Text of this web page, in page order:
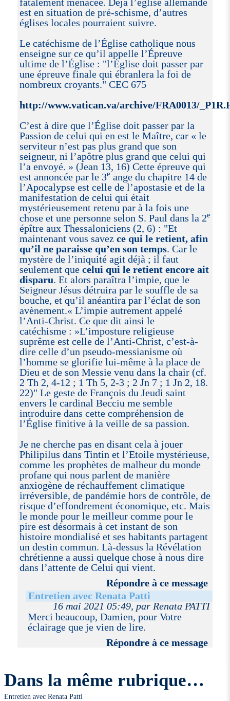
est en situation de pré-schisme, d’autres
églises locales pourraient suivre.
Le catéchisme de l’Église catholique nous
enseigne sur ce qu’il appelle l’Épreuve
ultime de l’Église : "l’Église doit passer par
une épreuve finale qui ébranlera la foi de
nombreux croyants." CEC 675
http://www.vatican.va/archive/FRA0013/
C’est à dire que l’Église doit passer par la
Passion de celui qui en est le Maître, car « le
serviteur n’est pas plus grand que son
seigneur, ni l’apôtre plus grand que celui qui
l’a envoyé. » (Jean 13, 16) Cette épreuve qui
est annoncée par le 3e ange du chapitre 14 de
l’Apocalypse est celle de l’apostasie et de la
manifestation de celui qui était
mystérieusement retenu par à la fois une
chose et une personne selon S. Paul dans la 2e
épître aux Thessaloniciens (2, 6) : "Et
maintenant vous savez ce qui le retient, afin
qu’il ne paraisse qu’en son temps. Car le
mystère de l’iniquité agit déjà ; il faut
seulement que celui qui le retient encore ait
disparu. Et alors paraîtra l’impie, que le
Seigneur Jésus détruira par le souffle de sa
bouche, et qu’il anéantira par l’éclat de son
avènement.« L’impie autrement appelé
l’Anti-Christ. Ce que dit ainsi le
catéchisme : »L’imposture religieuse
suprême est celle de l’Anti-Christ, c’est-à-
dire celle d’un pseudo-messianisme où
l’homme se glorifie lui-même à la place de
Dieu et de son Messie venu dans la chair (cf.
2 Th 2, 4-12 ; 1 Th 5, 2-3 ; 2 Jn 7 ; 1 Jn 2, 18.
22)" Le geste de François du Jeudi saint
envers le cardinal Becciu me semble
introduire dans cette compréhension de
l’Église finitive à la veille de sa passion.
Je ne cherche pas en disant cela à jouer
Philipilus dans Tintin et l’Etoile mystérieuse,
comme les prophètes de malheur du monde
profane qui nous parlent de manière
anxiogène de réchauffement climatique
irréversible, de pandémie hors de contrôle, de
risque d’effondrement économique, etc. Mais
le monde pour le meilleur comme pour le
pire est désormais à cet instant de son
histoire mondialisé et ses habitants partagent
un destin commun. Là-dessus la Révélation
chrétienne a aussi quelque chose à nous dire
dans l’attente de Celui qui vient.
Répondre à ce message
Entretien avec Renata Patti
16 mai 2021 05:49, par Renata PATTI
Merci beaucoup, Damien, pour Votre
éclairage que je vien de lire.
Répondre à ce message
Dans la même rubrique…
Entretien avec Renata Patti